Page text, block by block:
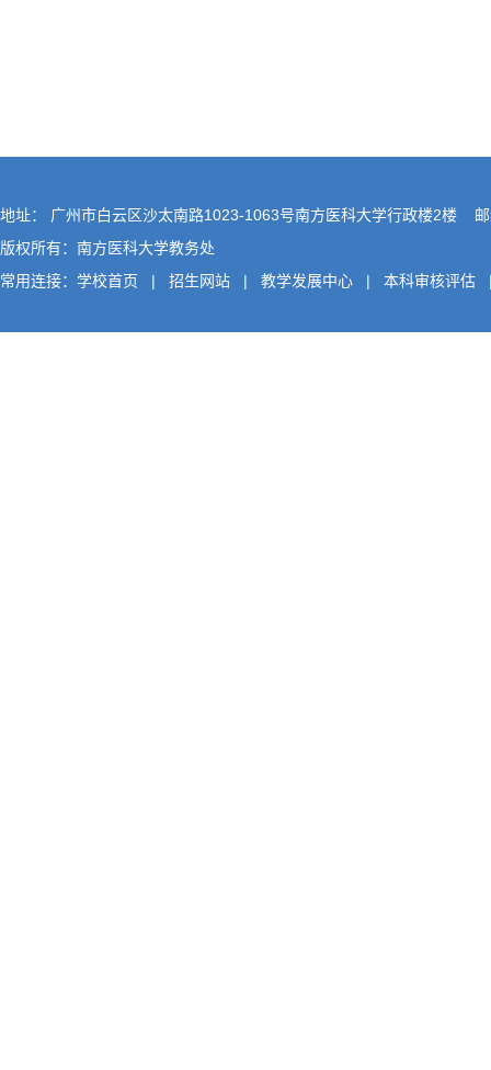
地址： 广州市白云区沙太南路1023-1063号南方医科大学行政楼2楼
版权所有：南方医科大学教务处
常用连接： 学校首页 | 招生网站 | 教学发展中心 | 本科审核评估